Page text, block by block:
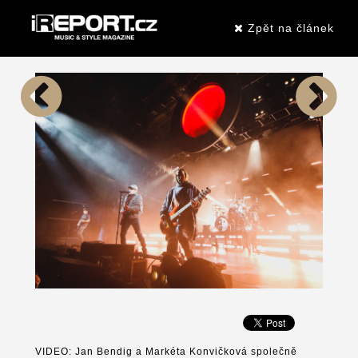
Zpět na článek
VIDEO: Jan Bendig a Markéta Konvičková společně